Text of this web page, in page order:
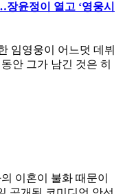
윤정이 열고 ‘영웅시
임영웅이 어느덧 데뷔
안 그가 남긴 것은 히
이혼이 불화 때문이